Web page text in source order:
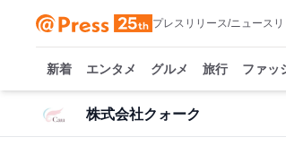
プレスリリース/ニュース
新着 エンタメ グルメ 旅行 ファッ
株式会社クォーク